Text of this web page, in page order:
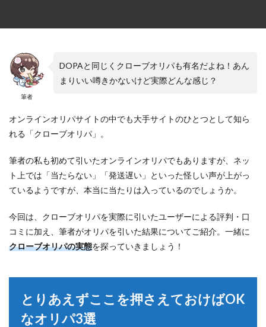
筆者
DOPAと同じくクローブオリパも有名だよね！あん
まりいい噂きかないけど実際どんな感じ？
オンラインオリパサイトの中でも大手サイトのひとつとして知ら
れる「クローブオリパ」。
筆者の私も初めて引いたオンラインオリパでもありますが、ネッ
ト上では「当たらない」「発送遅い」といった怪しい声が上がっ
ているようですが、本当に当たりは入っているのでしょうか。
今回は、クローブオリパを実際に引いたユーザーによる評判・口
コミに加え、筆者がオリパを引いた結果についてご紹介。一緒に
クローブオリパの実態を探っていきましょう！
とりあえずここを押さえておけばOK
なオリパ3選